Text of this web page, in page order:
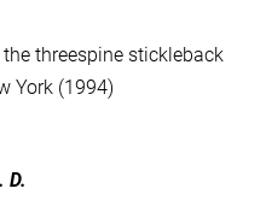
threespine stickleback
York (1994)
D.